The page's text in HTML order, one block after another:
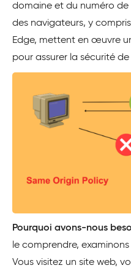
domaine et du numéro de
des navigateurs, y
Edge, mettent en œuvre
pour assurer la sécurité
Pourquoi avons-nous
le comprendre,
Vous visitez un site web,